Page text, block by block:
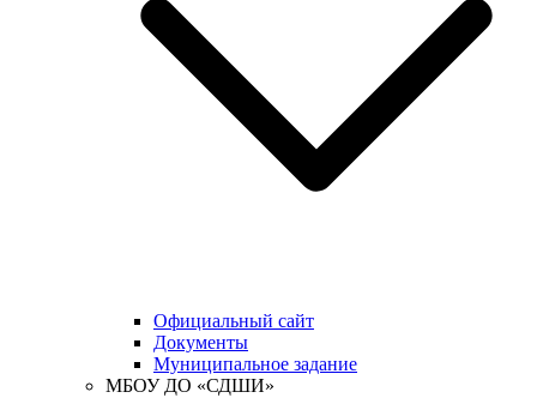
Официальный сайт
Документы
Муниципальное задание
МБОУ ДО «СДШИ»